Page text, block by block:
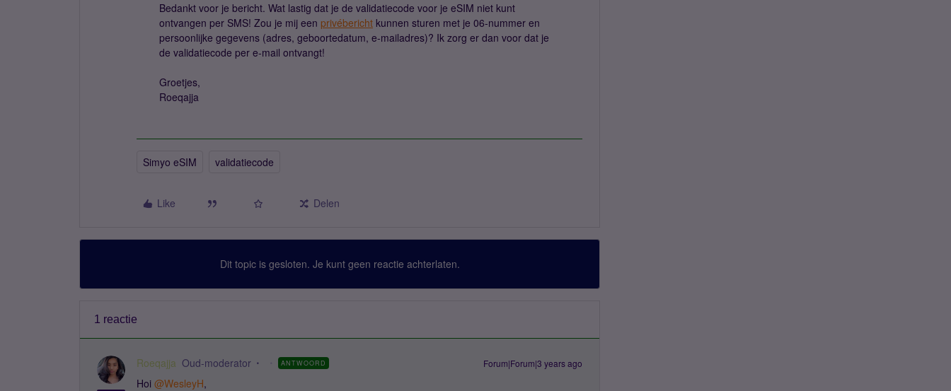
Bedankt voor je bericht. Wat lastig dat je de validatiecode voor je eSIM niet kunt
ontvangen per SMS! Zou je mij een privébericht kunnen sturen met je 06-nummer en
persoonlijke gegevens (adres, geboortedatum, e-mailadres)? Ik zorg er dan voor dat je
de validatiecode per e-mail ontvangt!
Groetjes,
Roeqajja
Simyo eSIM validatiecode
Like Delen
Dit topic is gesloten. Je kunt geen reactie achterlaten.
1 reactie
Roeqajja Oud-moderator ANTWOORD Forum|Forum|3 years ago
Hoi @WesleyH,